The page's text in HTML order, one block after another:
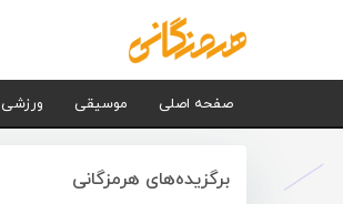
صفحه اصلی موسیقی ورزشی
برگزیده‌های هرمزگانی